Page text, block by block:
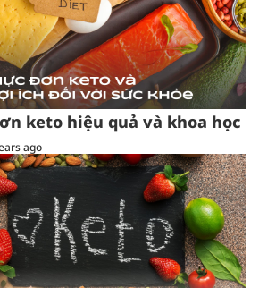
keto hiệu quả và khoa học
ago